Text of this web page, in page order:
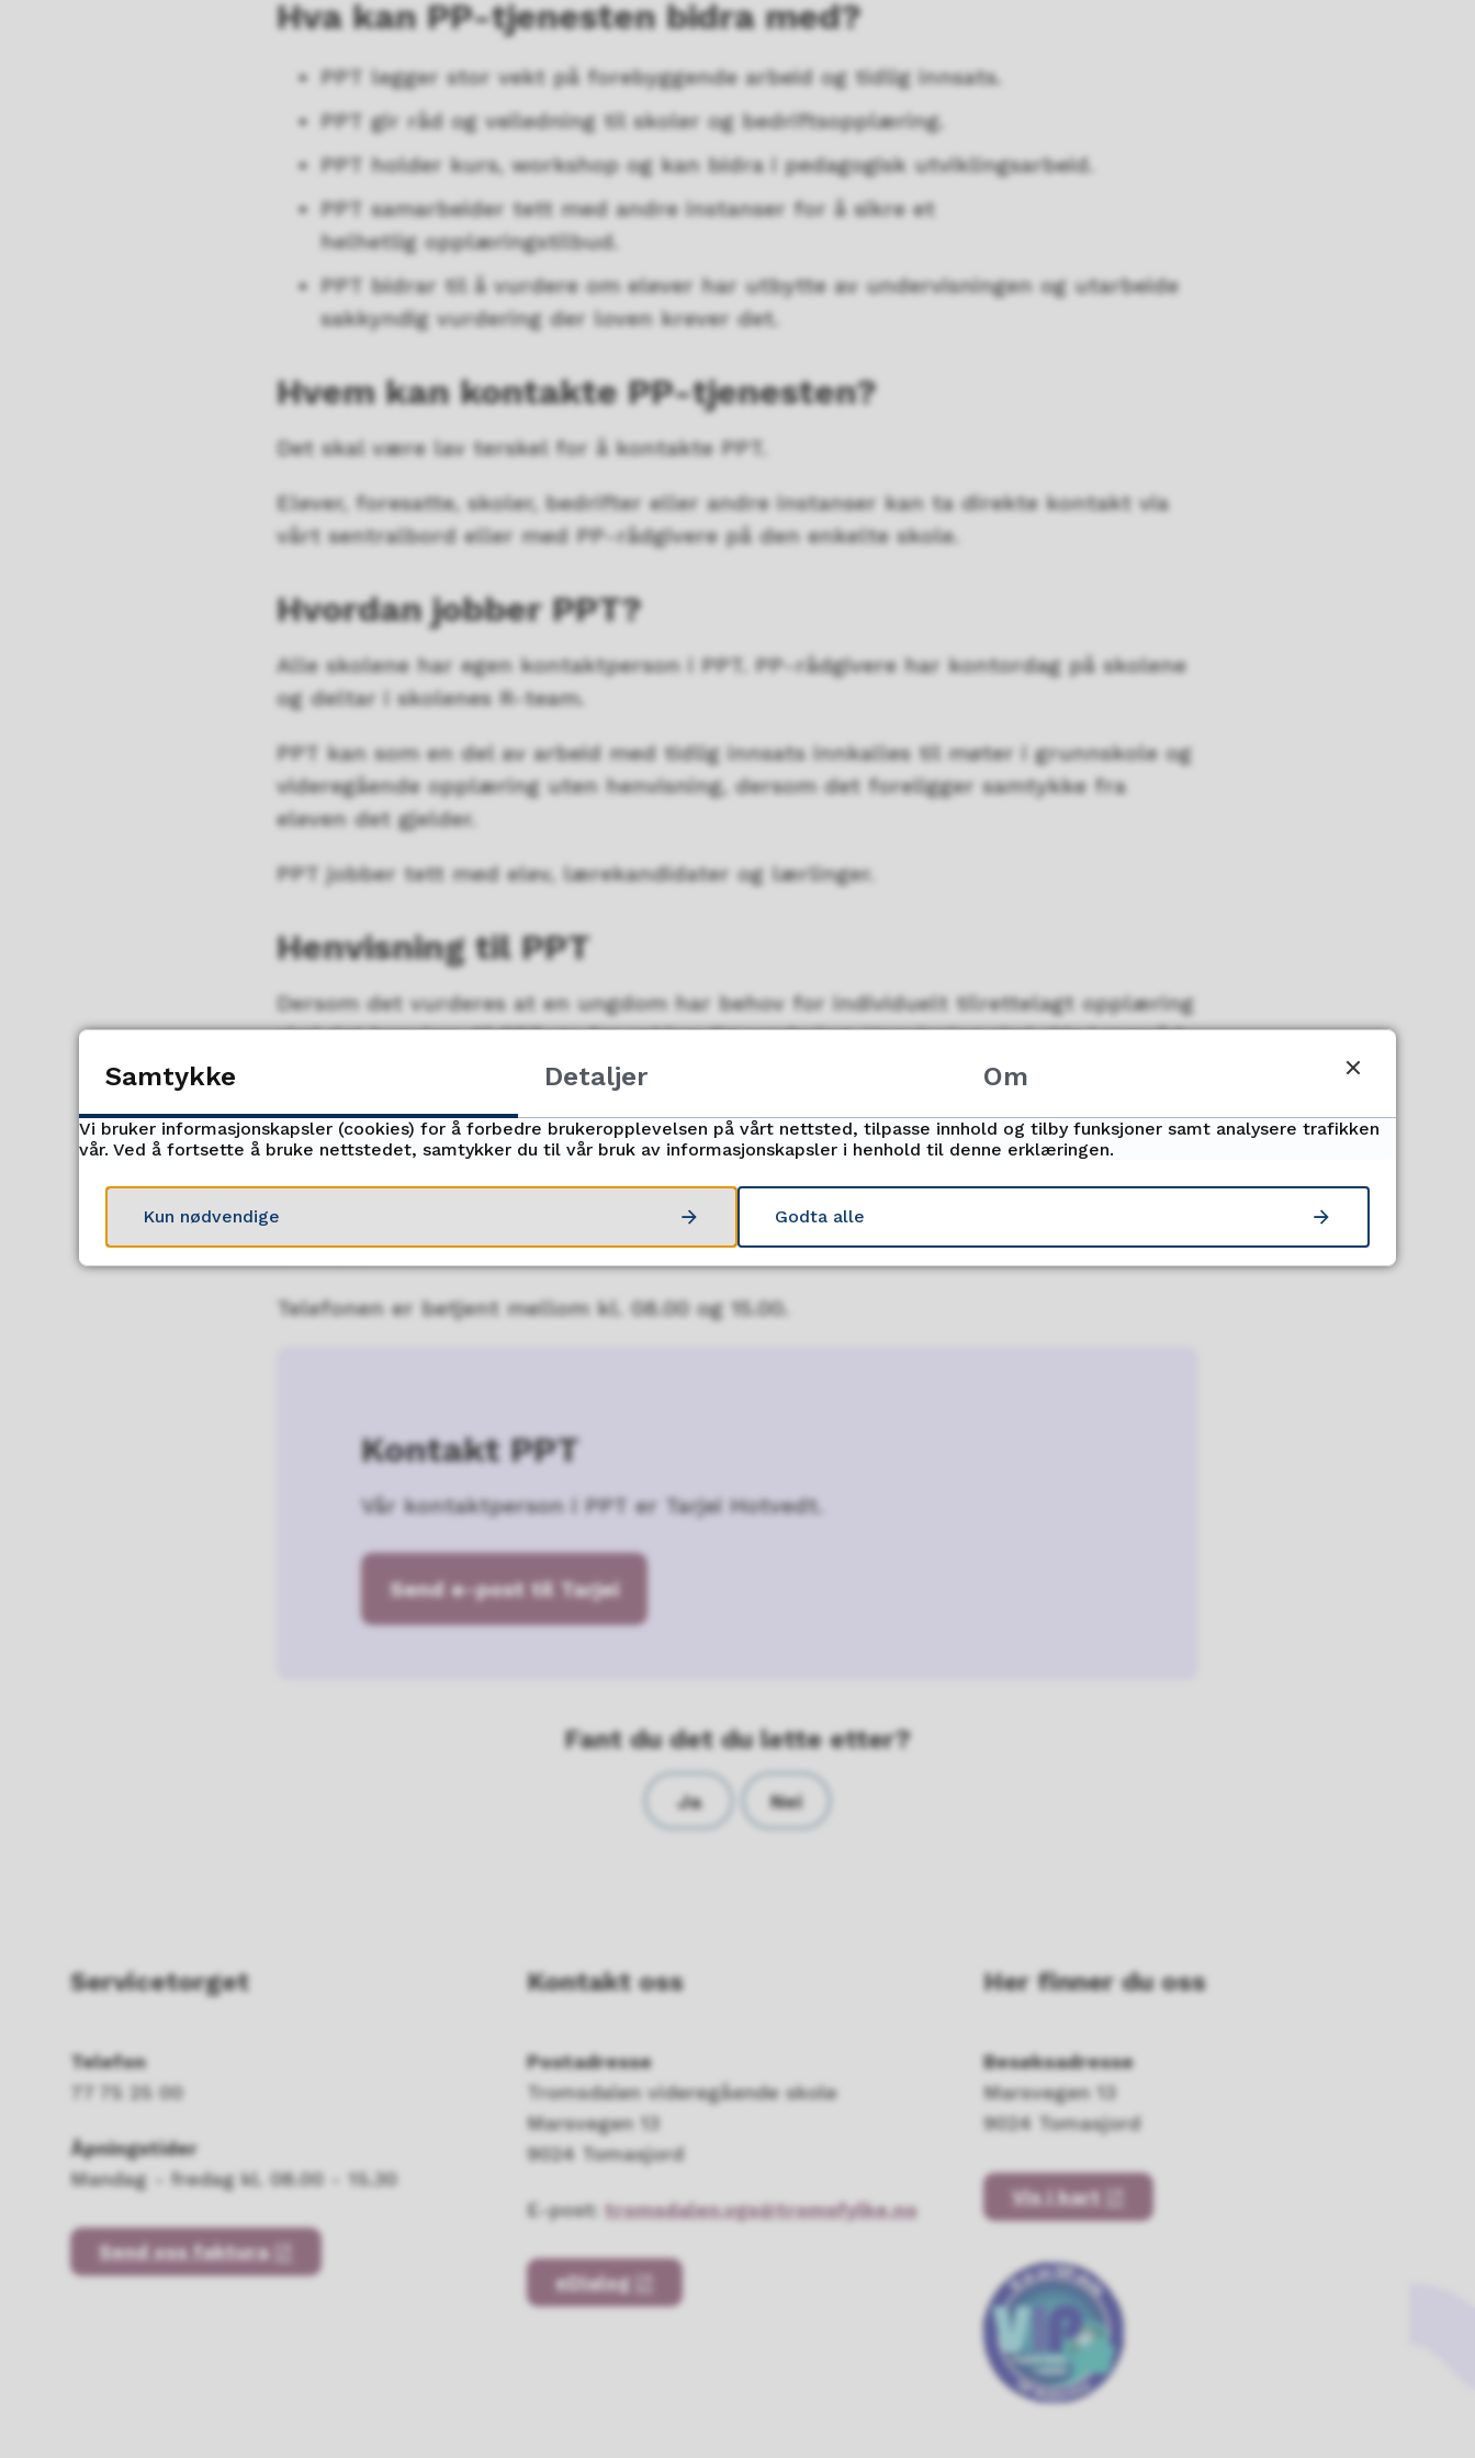
Hva kan PP-tjenesten bidra med?
PPT legger stor vekt på forebyggende arbeid og tidlig innsats.
PPT gir råd og veiledning til skoler og bedriftsopplæring.
PPT holder kurs, workshop og kan bidra i pedagogisk utviklingsarbeid.
PPT samarbeider tett med andre instanser for å sikre et
helhetlig opplæringstilbud.
PPT bidrar til å vurdere om elever har utbytte av undervisningen og utarbeide
sakkyndig vurdering der loven krever det.
Hvem kan kontakte PP-tjenesten?
Det skal være lav terskel for å kontakte PPT.
Elever, foresatte, skoler, bedrifter eller andre instanser kan ta direkte kontakt via
vårt sentralbord eller med PP-rådgivere på den enkelte skole.
Hvordan jobber PPT?
Alle skolene har egen kontaktperson i PPT. PP-rådgivere har kontordag på skolene
og deltar i skolenes R-team.
PPT kan som en del av arbeid med tidlig innsats innkalles til møter i grunnskole og
videregående opplæring uten henvisning, dersom det foreligger samtykke fra
eleven det gjelder.
PPT jobber tett med elev, lærekandidater og lærlinger.
Henvisning til PPT
Dersom det vurderes at en ungdom har behov for individuelt tilrettelagt opplæring
skal det henvises til PPTvgo for sakkyndig vurdering. Henvisning skal skje i samråd
med PPT. Ta kontakt i forkant.
Last ned henvisningsskjema her.(PDF, 245 kB)
Slik tar du kontakt med PPT
Sentralbord908 57 606
Telefonen er betjent mellom kl. 08.00 og 15.00.
Kontakt PPT
Vår kontaktperson i PPT er Tarjei Hotvedt.
Send e-post til Tarjei
Fant du det du lette etter?
Ja Nei
Servicetorget
Telefon
77 75 25 00
Åpningstider
Mandag - fredag kl. 08.00 - 15.30
Send oss faktura
Kontakt oss
Postadresse
Tromsdalen videregående skole
Marsvegen 13
9024 Tomasjord
E-post: tromsdalen.vgs@tromsfylke.no
eDialog
Her finner du oss
Besøksadresse
Marsvegen 13
9024 Tomasjord
Vis i kart
Samtykke Detaljer Om
Vi bruker informasjonskapsler (cookies) for å forbedre brukeropplevelsen på vårt nettsted, tilpasse innhold og tilby funksjoner samt analysere trafikken
vår. Ved å fortsette å bruke nettstedet, samtykker du til vår bruk av informasjonskapsler i henhold til denne erklæringen.
Kun nødvendige Godta alle